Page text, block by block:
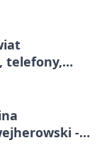
telefony,
-